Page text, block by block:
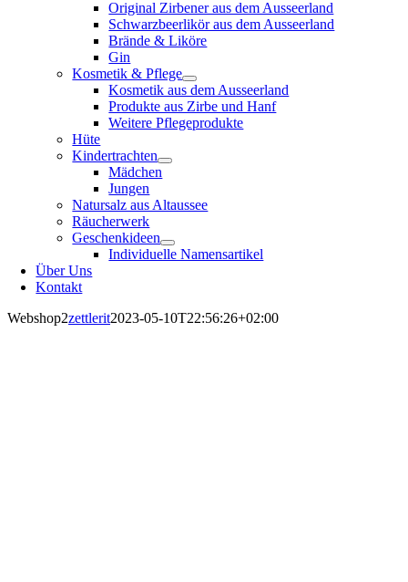
Original Zirbener aus dem Ausseerland
Schwarzbeerlikör aus dem Ausseerland
Brände & Liköre
Gin
Kosmetik & Pflege
Kosmetik aus dem Ausseerland
Produkte aus Zirbe und Hanf
Weitere Pflegeprodukte
Hüte
Kindertrachten
Mädchen
Jungen
Natursalz aus Altaussee
Räucherwerk
Geschenkideen
Individuelle Namensartikel
Über Uns
Kontakt
Webshop2zettlerit2023-05-10T22:56:26+02:00